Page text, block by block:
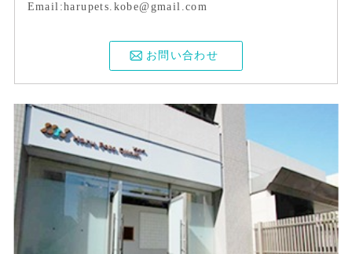
Email:harupets.kobe@gmail.com
お問い合わせ